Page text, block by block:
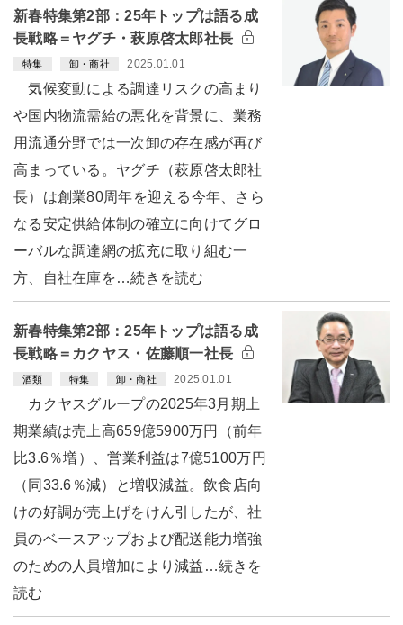
新春特集第2部：25年トップは語る成
長戦略＝ヤグチ・萩原啓太郎社長
特集 卸・商社 2025.01.01
気候変動による調達リスクの高まり
や国内物流需給の悪化を背景に、業務
用流通分野では一次卸の存在感が再び
高まっている。ヤグチ（萩原啓太郎社
長）は創業80周年を迎える今年、さら
なる安定供給体制の確立に向けてグロ
ーバルな調達網の拡充に取り組む一
方、自社在庫を…続きを読む
新春特集第2部：25年トップは語る成
長戦略＝カクヤス・佐藤順一社長
酒類 特集 卸・商社 2025.01.01
カクヤスグループの2025年3月期上
期業績は売上高659億5900万円（前年
比3.6％増）、営業利益は7億5100万円
（同33.6％減）と増収減益。飲食店向
けの好調が売上げをけん引したが、社
員のベースアップおよび配送能力増強
のための人員増加により減益…続きを
読む